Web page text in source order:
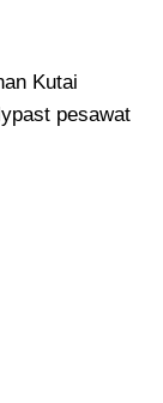
Kutai
pesawat